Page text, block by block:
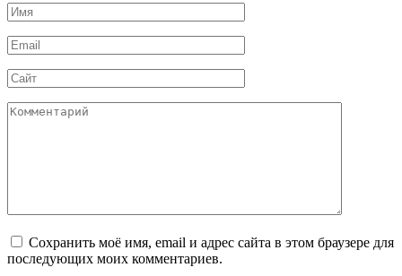
Имя
*
Email
*
Сайт
Комментарий
Сохранить моё имя, email и адрес сайта в этом браузере для
последующих моих комментариев.